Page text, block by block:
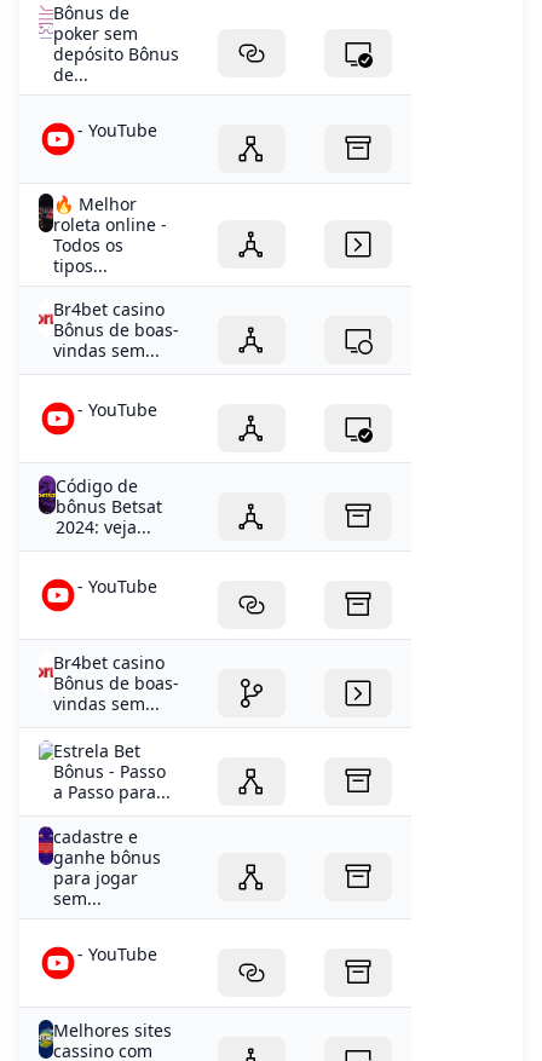
Bônus de
poker sem
depósito Bônus
de...
- YouTube
🔥 Melhor
roleta online -
Todos os
tipos...
Br4bet casino
Bônus de boas-
vindas sem...
- YouTube
Código de
bônus Betsat
2024: veja...
- YouTube
Br4bet casino
Bônus de boas-
vindas sem...
Estrela Bet
Bônus - Passo
a Passo para...
cadastre e
ganhe bônus
para jogar
sem...
- YouTube
Melhores sites
cassino com